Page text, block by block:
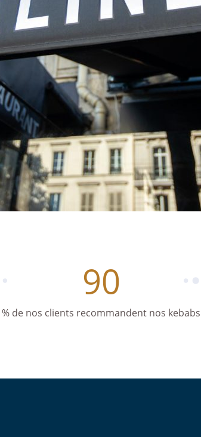
90
% de nos clients recommandent nos kebabs